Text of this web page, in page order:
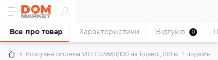
Розсувна система VILLES 5660/100 на 1-двері, 100 кг +
Все про товар Характеристики Відгуків 0